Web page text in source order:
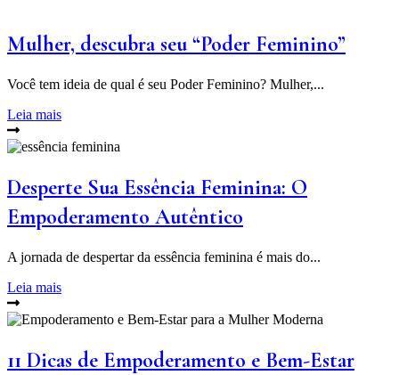
Mulher, descubra seu “Poder Feminino”
Você tem ideia de qual é seu Poder Feminino? Mulher,...
Leia mais
Desperte Sua Essência Feminina: O
Empoderamento Autêntico
A jornada de despertar da essência feminina é mais do...
Leia mais
11 Dicas de Empoderamento e Bem-Estar